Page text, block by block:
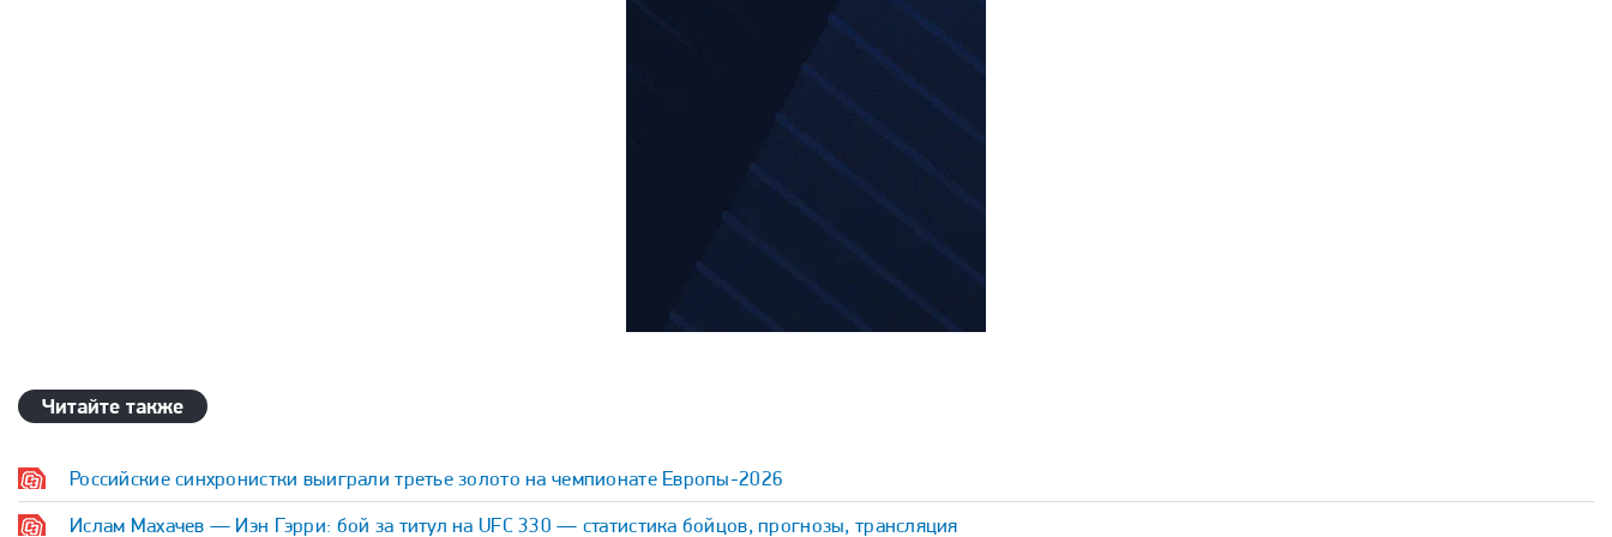
Читайте также
Российские синхронистки выиграли третье золото на чемпионате Европы-2026
Ислам Махачев — Иэн Гэрри: бой за титул на UFC 330 — статистика бойцов, прогнозы, трансляция